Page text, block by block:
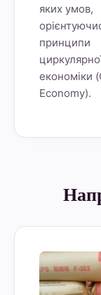
яких умов,
принципи
економіки
Economy).